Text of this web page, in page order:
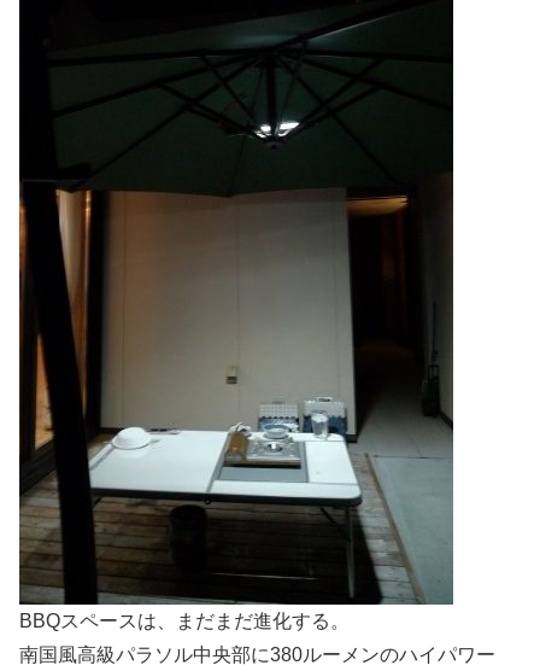
BBQスペースは、まだまだ進化する。
南国風高級パラソル中央部に380ルーメンのハイパワー